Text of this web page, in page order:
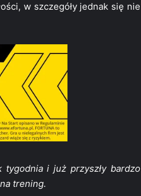
w szczegóły jednak się nie
tygodnia i już przyszły bardzo
trening.